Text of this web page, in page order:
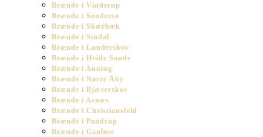
Brænde i Vinderup
Brænde i Søndersø
Brænde i Skærbæk
Brænde i Sindal
Brænde i Lunderskov
Brænde i Hvide Sande
Brænde i Auning
Brænde i Nørre Åby
Brænde i Bjæverskov
Brænde i Asnæs
Brænde i Christiansfeld
Brænde i Pandrup
Brænde i Ganløse